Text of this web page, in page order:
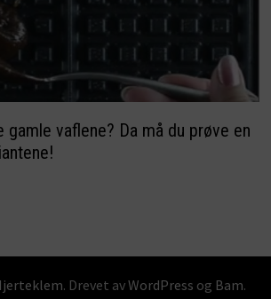
gamle vaflene? Da må du prøve en
. Drevet avWordPress og Bam.